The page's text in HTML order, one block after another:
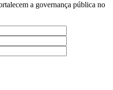
a governança pública no